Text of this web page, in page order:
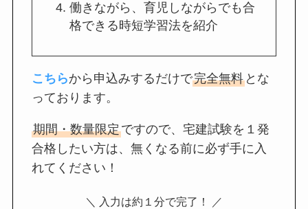
働きながら、育児しながらでも合
格できる時短学習法を紹介
こちらから申込みするだけで完全無料とな
っております。
期間・数量限定ですので、宅建試験を１発
合格したい方は、無くなる前に必ず手に入
れてください！
＼ 入力は約１分で完了！ ／